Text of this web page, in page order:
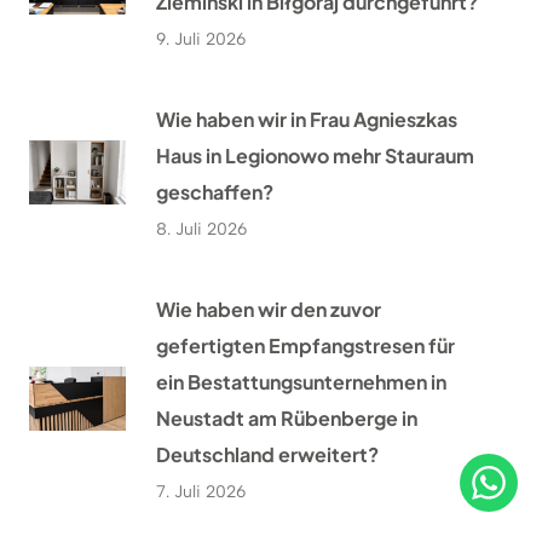
9. Juli 2026
Wie haben wir in Frau Agnieszkas
Haus in Legionowo mehr Stauraum
geschaffen?
8. Juli 2026
Wie haben wir den zuvor
gefertigten Empfangstresen für
ein Bestattungsunternehmen in
Neustadt am Rübenberge in
Deutschland erweitert?
7. Juli 2026